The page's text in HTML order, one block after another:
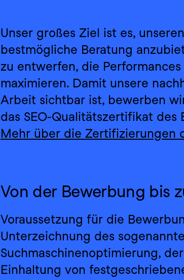
Unser großes Ziel ist es,
bestmögliche Beratung
zu entwerfen, die
maximieren. Damit unsere
Arbeit sichtbar ist, bewerben
das SEO-Qualitätszertifikat des
Mehr über die Zertifizierungen
Von der Bewerbung bis
Voraussetzung für die
Unterzeichnung des
Suchmaschinenoptimierung,
Einhaltung von